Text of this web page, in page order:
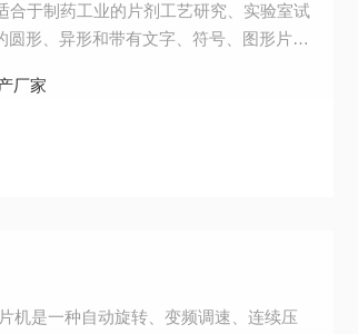
于制药工业的片剂工艺研究、实验室试
形、异形和带有文字、符号、图形片状
压片符合GMP生产要求。
厂家
机是一种自动旋转、变频调速、连续压